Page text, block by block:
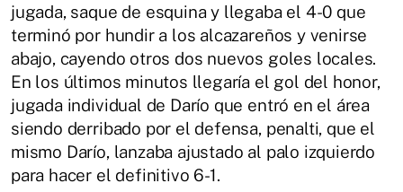
jugada, saque de esquina y llegaba el 4-0 que
terminó por hundir a los alcazareños y venirse
abajo, cayendo otros dos nuevos goles locales.
En los últimos minutos llegaría el gol del honor,
jugada individual de Darío que entró en el área
siendo derribado por el defensa, penalti, que el
mismo Darío, lanzaba ajustado al palo izquierdo
para hacer el definitivo 6-1.